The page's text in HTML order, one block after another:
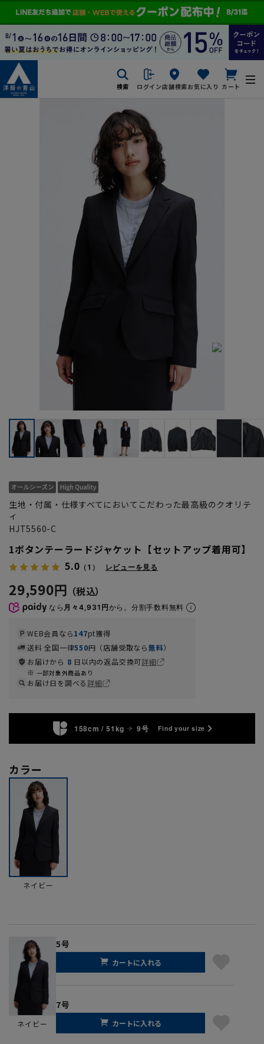
検索 ログイン店舗検索お気に入り カート
生地・付属・仕様すべてにおいてこだわった最高級のクオリテ
ィ
HJT5560-C
1ボタンテーラードジャケット【セットアップ着用可】
5.0 （1） レビューを見る
29,590円
なら 月々4,931円から。分割手数料無料
WEB会員なら147pt獲得
送料 全国一律550円（店舗受取なら無料）
お届けから 8 日以内の返品交換可詳細
一部対象外商品あり
お届け日を調べる詳細
158cm / 51kg 9号 Find your size
カラー
ネイビー
ネイビー
5号
カートに入れる
7号
カートに入れる